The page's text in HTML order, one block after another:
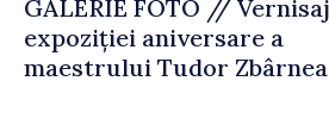
GALERIE FOTO // Vernisajul
expoziției aniversare a
maestrului Tudor Zbârnea